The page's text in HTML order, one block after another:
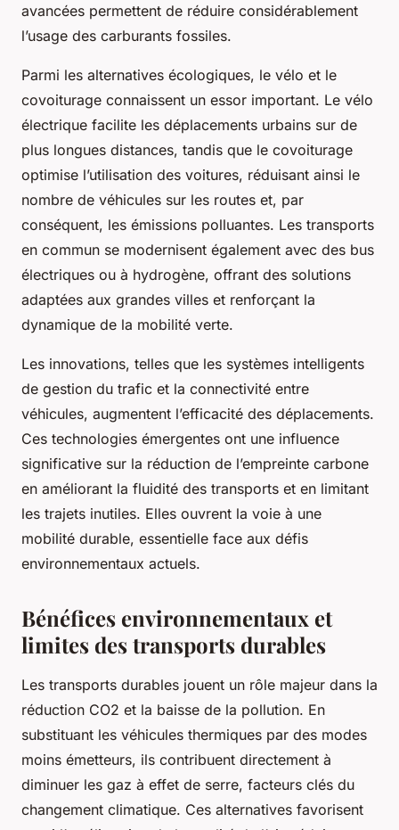
avancées permettent de réduire considérablement
l’usage des carburants fossiles.
Parmi les alternatives écologiques, le vélo et le
covoiturage connaissent un essor important. Le vélo
électrique facilite les déplacements urbains sur de
plus longues distances, tandis que le covoiturage
optimise l’utilisation des voitures, réduisant ainsi le
nombre de véhicules sur les routes et, par
conséquent, les émissions polluantes. Les transports
en commun se modernisent également avec des bus
électriques ou à hydrogène, offrant des solutions
adaptées aux grandes villes et renforçant la
dynamique de la mobilité verte.
Les innovations, telles que les systèmes intelligents
de gestion du trafic et la connectivité entre
véhicules, augmentent l’efficacité des déplacements.
Ces technologies émergentes ont une influence
significative sur la réduction de l’empreinte carbone
en améliorant la fluidité des transports et en limitant
les trajets inutiles. Elles ouvrent la voie à une
mobilité durable, essentielle face aux défis
environnementaux actuels.
Bénéfices environnementaux et
limites des transports durables
Les transports durables jouent un rôle majeur dans la
réduction CO2 et la baisse de la pollution. En
substituant les véhicules thermiques par des modes
moins émetteurs, ils contribuent directement à
diminuer les gaz à effet de serre, facteurs clés du
changement climatique. Ces alternatives favorisent